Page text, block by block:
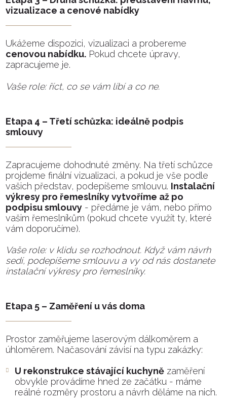
vizualizace a cenové nabídky
Ukážeme dispozici, vizualizaci a probereme
cenovou nabídku.Pokud chcete úpravy,
zapracujeme je.
Vaše role: říct, co se vám líbí a co ne.
Etapa 4 – Třetí schůzka: ideálně podpis
smlouvy
Zapracujeme dohodnuté změny. Na třetí schůzce
projdeme finální vizualizaci, a pokud je vše podle
vašich představ, podepíšeme smlouvu. Instalační
výkresy pro řemeslníky vytvoříme až po
podpisu smlouvy- předáme je vám, nebo přímo
vašim řemeslníkům (pokud chcete využít ty, které
vám doporučíme).
Vaše role: v klidu se rozhodnout. Když vám návrh
sedí, podepíšeme smlouvu a vy od nás dostanete
instalační výkresy pro řemeslníky.
Etapa 5 – Zaměření u vás doma
Prostor zaměřujeme laserovým dálkoměrem a
úhloměrem. Načasování závisí na typu zakázky:
U rekonstrukce stávající kuchynězaměření
obvykle provádíme hned ze začátku - máme
reálné rozměry prostoru a návrh děláme na nich.